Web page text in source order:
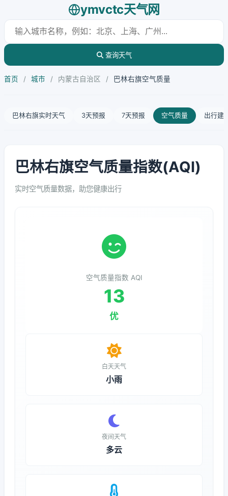
ymvctc天气网
查询天气
首页 / 城市 / 内蒙古自治区 / 巴林右旗空气质量
巴林右旗实时天气 3天预报 7天预报 空气质量 出行建
巴林右旗空气质量指数(AQI)
实时空气质量数据，助您健康出行
空气质量指数 AQI
13
优
白天天气
小雨
夜间天气
多云